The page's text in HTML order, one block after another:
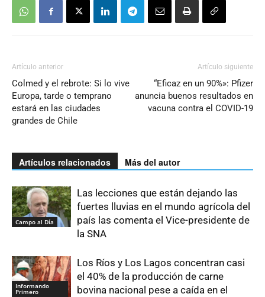
Artículo anterior
Colmed y el rebrote: Si lo vive
Europa, tarde o temprano
estará en las ciudades
grandes de Chile
Artículo siguiente
“Eficaz en un 90%»: Pfizer
anuncia buenos resultados en
vacuna contra el COVID-19
Artículos relacionados Más del autor
Campo al Día
Las lecciones que están dejando las
fuertes lluvias en el mundo agrícola del
país las comenta el Vice-presidente de
la SNA
Informando
Primero
Los Ríos y Los Lagos concentran casi
el 40% de la producción de carne
bovina nacional pese a caída en el